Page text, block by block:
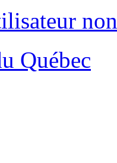
Québec